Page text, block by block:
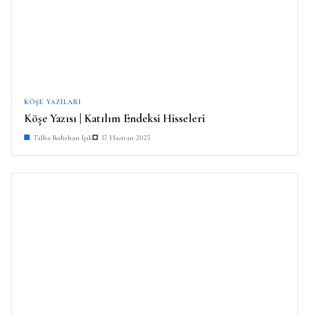
KÖŞE YAZILARI
Köşe Yazısı | Katılım Endeksi Hisseleri
Talha Bedirhan Işık 17 Haziran 2025